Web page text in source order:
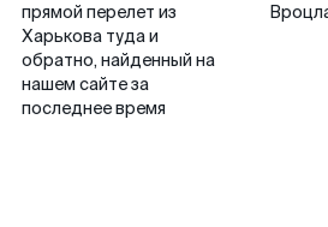
прямой перелет из
Харькова туда и
обратно, найденный на
нашем сайте за
последнее время